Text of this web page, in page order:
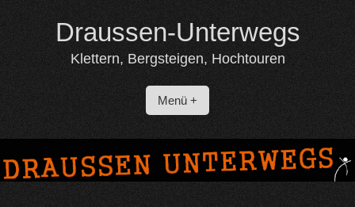
content
Draussen-Unterwegs
Klettern, Bergsteigen, Hochtouren
Menü +